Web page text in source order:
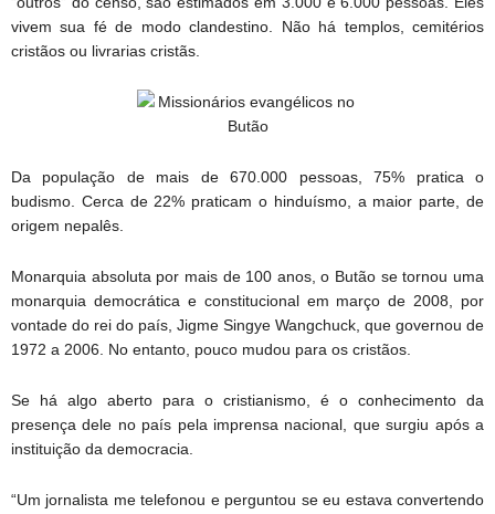
vivem sua fé de modo clandestino. Não há templos, cemitérios
cristãos ou livrarias cristãs.
Da população de mais de 670.000 pessoas, 75% pratica o
budismo. Cerca de 22% praticam o hinduísmo, a maior parte, de
origem nepalês.
Monarquia absoluta por mais de 100 anos, o Butão se tornou uma
monarquia democrática e constitucional em março de 2008, por
vontade do rei do país, Jigme Singye Wangchuck, que governou de
1972 a 2006. No entanto, pouco mudou para os cristãos.
Se há algo aberto para o cristianismo, é o conhecimento da
presença dele no país pela imprensa nacional, que surgiu após a
instituição da democracia.
“Um jornalista me telefonou e perguntou se eu estava convertendo